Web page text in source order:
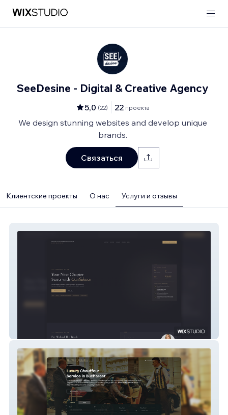
SeeDesine - Digital & Creative Agency
5,0 (22) 22 проекта
We design stunning websites and develop unique
brands.
Связаться
Клиентские проекты О нас Услуги и отзывы
Silver Hair Confidence Coach